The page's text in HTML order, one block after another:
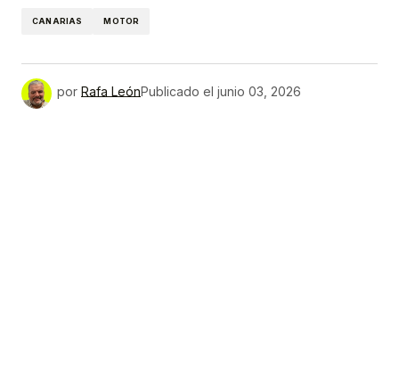
CANARIAS MOTOR
por Rafa LeónPublicado el junio 03, 2026